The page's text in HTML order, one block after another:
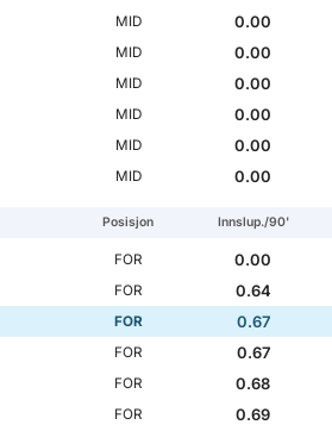
MID
0.00
MID
0.00
MID
0.00
MID
0.00
MID
0.00
MID 0.00
Posisjon Innslup./90'
FOR
0.00
FOR
0.64
FOR
0.67
FOR
0.67
FOR
0.68
FOR
0.69